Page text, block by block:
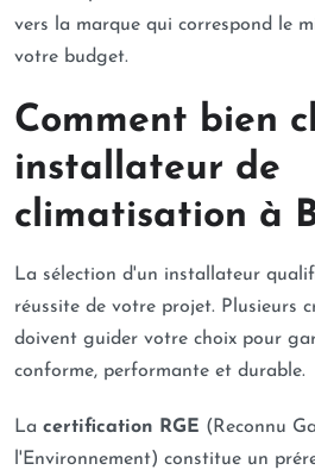
vers la marque qui correspond le
votre budget.
Comment bien
installateur de
climatisation à
La sélection d'un installateur
réussite de votre projet. Plusieurs
doivent guider votre choix pour
conforme, performante et durable.
La certification RGE (Reconnu
l'Environnement) constitue un